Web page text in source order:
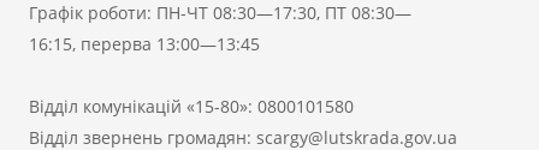
Графік роботи: ПН-ЧТ 08:30—17:30, ПТ 08:30—
16:15, перерва 13:00—13:45
Відділ комунікацій «15-80»: 0800101580
Відділ звернень громадян: scargy@lutskrada.gov.ua